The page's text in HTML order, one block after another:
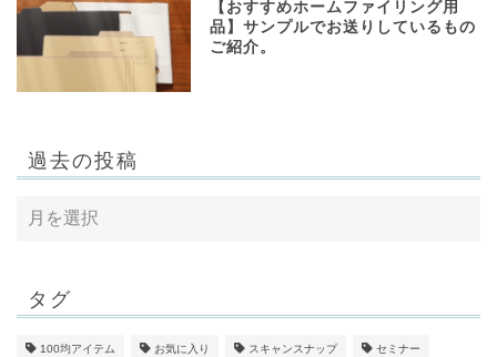
【おすすめホームファイリング用
品】サンプルでお送りしているもの
ご紹介。
過去の投稿
タグ
100均アイテム お気に入り スキャンスナップ セミナー